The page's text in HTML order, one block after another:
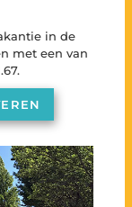
in de
met een van